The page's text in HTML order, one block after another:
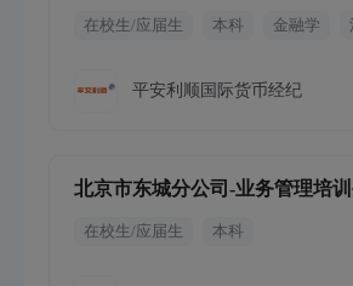
在校生/应届生 本科 金融学
平安利顺国际货币经纪
北京市东城分公司-业务管理培
在校生/应届生 本科